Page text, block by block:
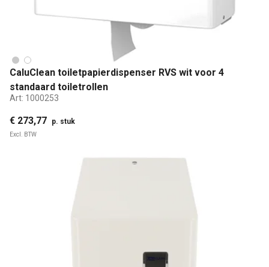
CaluClean toiletpapierdispenser RVS wit voor 4
standaard toiletrollen
Art: 1000253
€ 273,77 p. stuk
Excl. BTW